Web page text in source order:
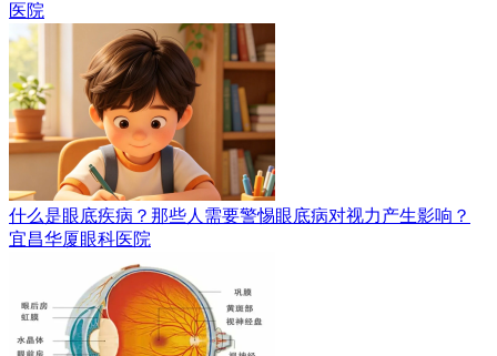
医院
什么是眼底疾病？那些人需要警惕眼底病对视力产生影响？
宜昌华厦眼科医院